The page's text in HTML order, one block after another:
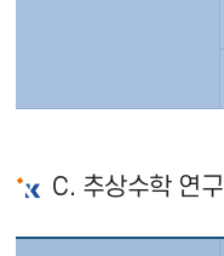
C. 추상수학 연구